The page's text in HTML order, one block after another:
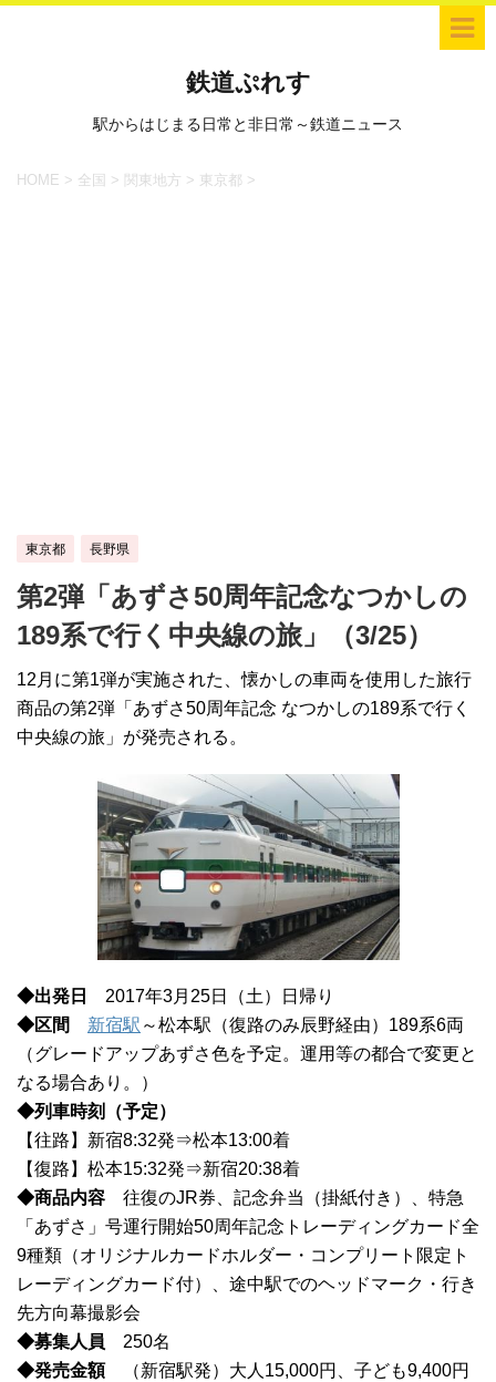
鉄道ぷれす
駅からはじまる日常と非日常～鉄道ニュース
HOME > 全国 > 関東地方 > 東京都 >
東京都 長野県
第2弾「あずさ50周年記念なつかしの
189系で行く中央線の旅」（3/25）
12月に第1弾が実施された、懐かしの車両を使用した旅行
商品の第2弾「あずさ50周年記念 なつかしの189系で行く
中央線の旅」が発売される。
◆出発日
2017年3月25日（土）日帰り
◆区間
新宿駅 ～松本駅（復路のみ辰野経由）189系6両
（グレードアップあずさ色を予定。運用等の都合で変更と
なる場合あり。）
◆列車時刻（予定）
【往路】新宿8:32発⇒松本13:00着
【復路】松本15:32発⇒新宿20:38着
◆商品内容 往復のJR券、記念弁当（掛紙付き）、特急
「あずさ」号運行開始50周年記念トレーディングカード全
9種類（オリジナルカードホルダー・コンプリート限定ト
レーディングカード付）、途中駅でのヘッドマーク・行き
先方向幕撮影会
◆募集人員 250名
◆発売金額（新宿駅発）大人15,000円、子ども9,400円